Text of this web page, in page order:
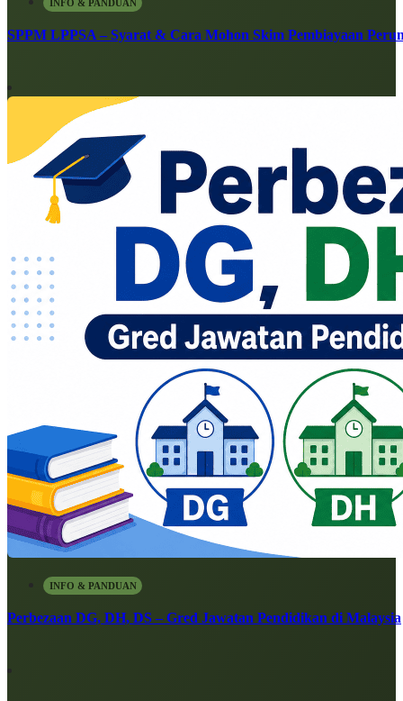
INFO & PANDUAN
SPPM LPPSA – Syarat & Cara Mohon Skim Pembiayaan
INFO & PANDUAN
Perbezaan DG, DH, DS – Gred Jawatan Pendidikan di Malaysia